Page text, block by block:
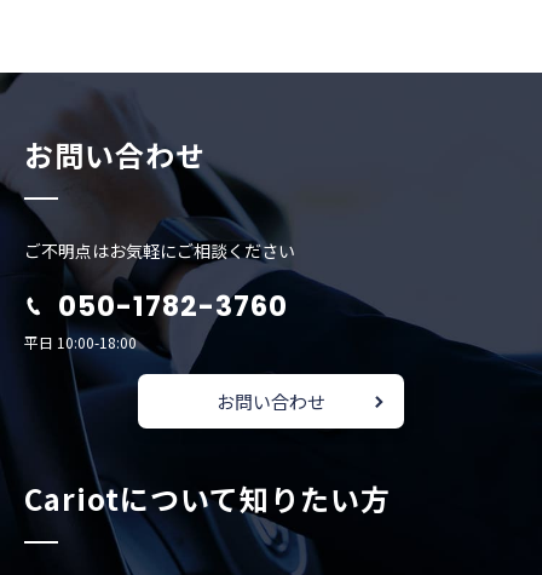
お問い合わせ
ご不明点はお気軽にご相談ください
050-1782-3760
平日 10:00-18:00
お問い合わせ
Cariotについて知りたい方